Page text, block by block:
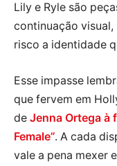
Lily e Ryle são
continuação
risco a identidade
Esse impasse
que fervem em
de Jenna Ortega à
Female”. A cada
vale a pena mexer